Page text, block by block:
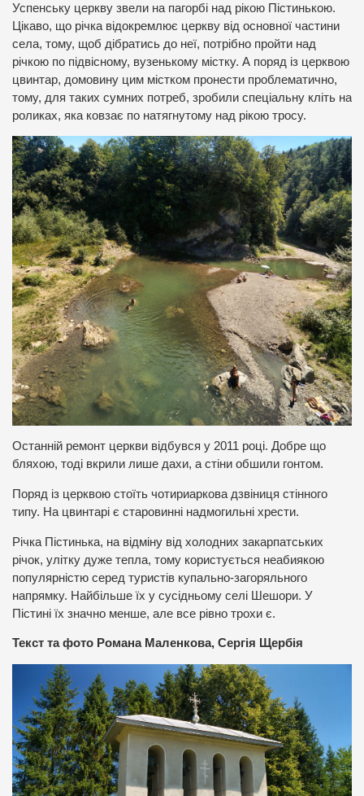
Успенську церкву звели на пагорбі над рікою Пістинькою.
Цікаво, що річка відокремлює церкву від основної частини
села, тому, щоб дібратись до неї, потрібно пройти над
річкою по підвісному, вузенькому містку. А поряд із церквою
цвинтар, домовину цим містком пронести проблематично,
тому, для таких сумних потреб, зробили спеціальну кліть на
роликах, яка ковзає по натягнутому над рікою тросу.
Останній ремонт церкви відбувся у 2011 році. Добре що
бляхою, тоді вкрили лише дахи, а стіни обшили гонтом.
Поряд із церквою стоїть чотириаркова дзвіниця стінного
типу. На цвинтарі є старовинні надмогильні хрести.
Річка Пістинька, на відміну від холодних закарпатських
річок, улітку дуже тепла, тому користується неабиякою
популярністю серед туристів купально-загоряльного
напрямку. Найбільше їх у сусідньому селі Шешори. У
Пістині їх значно менше, але все рівно трохи є.
Текст та фото Романа Маленкова, Сергія Щербія